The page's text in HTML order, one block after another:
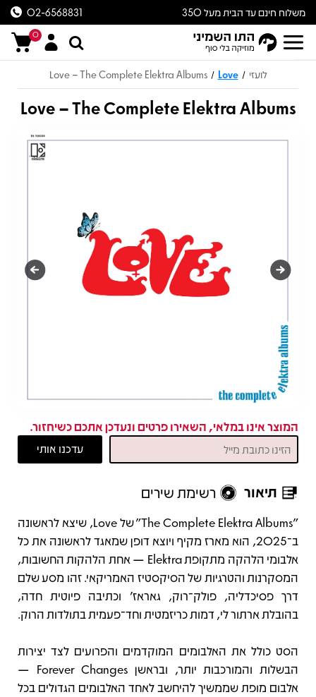
משלוח חינם עד הבית מעל 350
ש״ח
02-6568831
0
לועזי /
Love
/
Love – The Complete Elektra Albums
Love – The Complete Elektra Albums
המוצר אינו במלאי, השאירו פרטים ונעדכן אתכם כשיחזור.
תיאור רשימת שירים
תיאור
"The Complete Elektra Albums" של Love, שיצא לראשונה
ב־2025, הוא מארז מקיף ויוצא דופן שמאגד לראשונה את כל
אלבומי הלהקה מתקופת Elektra — אחת הלהקות החשובות,
המסקרנות והטרגיות של הסיקסטיז האמריקאי. זהו מסע שלם
דרך פסיכדליה, פולק־רוק, גאראז’ וכתיבה פיוטית חדה,
בהובלת ארתור לי, דמות כריזמטית וחד־פעמית בתולדות הרוק.
הסט כולל את האלבומים המוקדמים והפרועים לצד יצירות
הבשלות והמורכבות יותר, ובראשן Forever Changes —
אלבום מופת שממשיך להיחשב לאחד האלבומים הגדולים בכל